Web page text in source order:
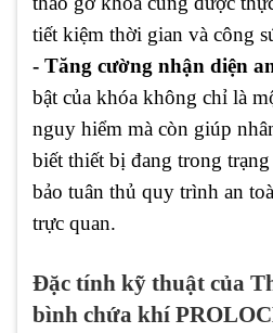
tiết kiệm thời gian và công
- Tăng cường nhận diện
bật của khóa không chỉ là
nguy hiểm mà còn giúp
biết thiết bị đang trong
bảo tuân thủ quy trình an
trực quan.
Đặc tính kỹ thuật của
bình chứa khí